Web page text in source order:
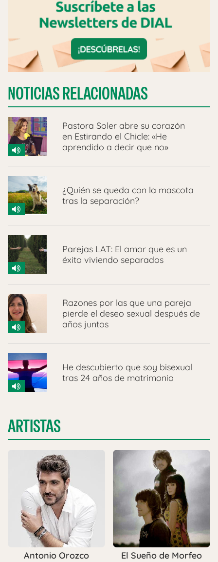
NOTICIAS RELACIONADAS
Pastora Soler abre su corazón
en Estirando el Chicle: «He
aprendido a decir que no»
¿Quién se queda con la mascota
tras la separación?
Parejas LAT: El amor que es un
éxito viviendo separados
Razones por las que una pareja
pierde el deseo sexual después de
años juntos
He descubierto que soy bisexual
tras 24 años de matrimonio
ARTISTAS
Antonio Orozco El Sueño de Morfeo